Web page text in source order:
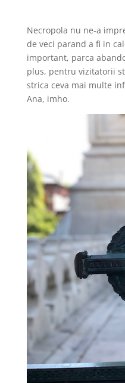
Necropola nu ne-a
de veci parand a fi in
important, parca
plus, pentru vizitatorii
strica ceva mai multe
Ana, imho.